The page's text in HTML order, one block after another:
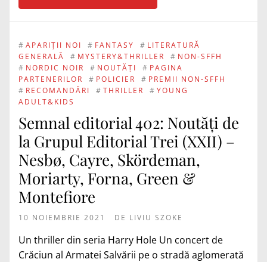
# APARIȚII NOI # FANTASY # LITERATURĂ
GENERALĂ
# MYSTERY&THRILLER # NON-SFFH
# NORDIC NOIR # NOUTĂȚI # PAGINA
PARTENERILOR
# POLICIER # PREMII NON-SFFH
# RECOMANDĂRI # THRILLER # YOUNG
ADULT&KIDS
Semnal editorial 402: Noutăți de
la Grupul Editorial Trei (XXII) –
Nesbø, Cayre, Skördeman,
Moriarty, Forna, Green &
Montefiore
10 NOIEMBRIE 2021 DE LIVIU SZOKE
Un thriller din seria Harry Hole Un concert de
Crăciun al Armatei Salvării pe o stradă aglomerată